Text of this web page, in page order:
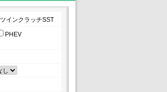
ツインクラッチSST
PHEV